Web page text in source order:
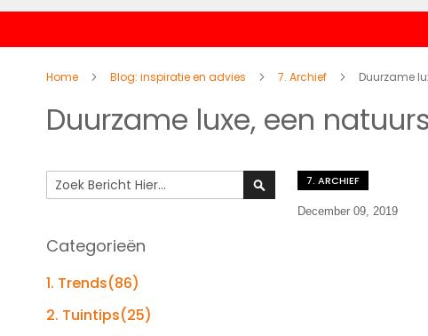
Home Blog: inspiratie en advies 7. Archief Duurzame
Duurzame luxe, een
7. ARCHIEF
December 09, 2019
Search
Search
Categorieën
1. Trends(86)
2. Tuintips(25)